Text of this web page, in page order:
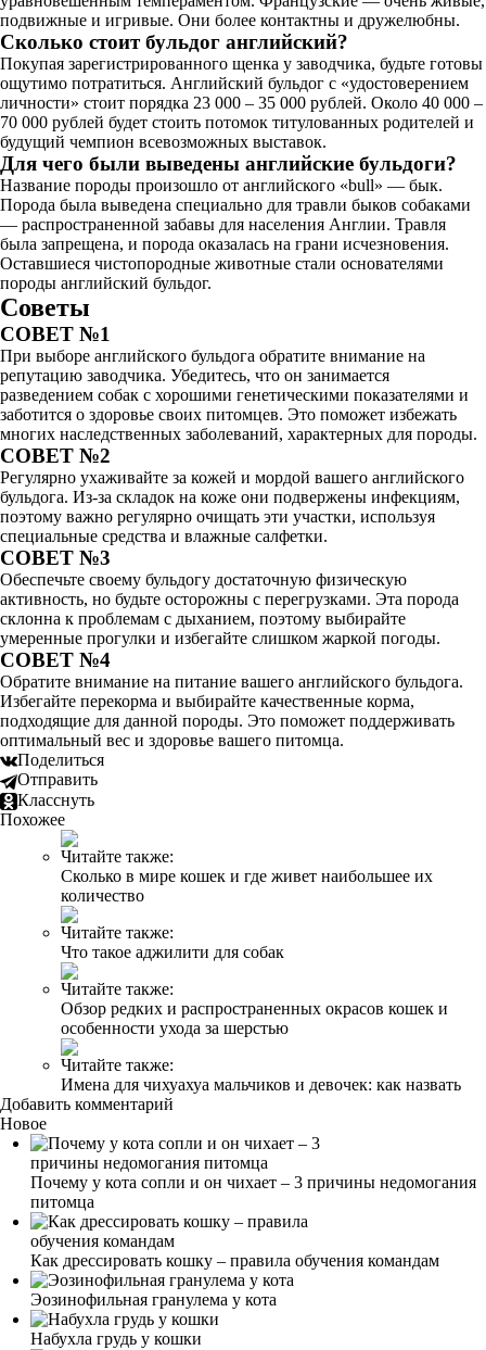
подвижные и игривые. Они более контактны и дружелюбны.
Сколько стоит бульдог английский?
Покупая зарегистрированного щенка у заводчика, будьте готовы
ощутимо потратиться. Английский бульдог с «удостоверением
личности» стоит порядка 23 000 – 35 000 рублей. Около 40 000 –
70 000 рублей будет стоить потомок титулованных родителей и
будущий чемпион всевозможных выставок.
Для чего были выведены английские бульдоги?
Название породы произошло от английского «bull» — бык.
Порода была выведена специально для травли быков собаками
— распространенной забавы для населения Англии. Травля
была запрещена, и порода оказалась на грани исчезновения.
Оставшиеся чистопородные животные стали основателями
породы английский бульдог.
Советы
СОВЕТ №1
При выборе английского бульдога обратите внимание на
репутацию заводчика. Убедитесь, что он занимается
разведением собак с хорошими генетическими показателями и
заботится о здоровье своих питомцев. Это поможет избежать
многих наследственных заболеваний, характерных для породы.
СОВЕТ №2
Регулярно ухаживайте за кожей и мордой вашего английского
бульдога. Из-за складок на коже они подвержены инфекциям,
поэтому важно регулярно очищать эти участки, используя
специальные средства и влажные салфетки.
СОВЕТ №3
Обеспечьте своему бульдогу достаточную физическую
активность, но будьте осторожны с перегрузками. Эта порода
склонна к проблемам с дыханием, поэтому выбирайте
умеренные прогулки и избегайте слишком жаркой погоды.
СОВЕТ №4
Обратите внимание на питание вашего английского бульдога.
Избегайте перекорма и выбирайте качественные корма,
подходящие для данной породы. Это поможет поддерживать
оптимальный вес и здоровье вашего питомца.
Поделиться
Отправить
Класснуть
Похожее
Читайте также:
Сколько в мире кошек и где живет наибольшее их
количество
Читайте также:
Что такое аджилити для собак
Читайте также:
Обзор редких и распространенных окрасов кошек и
особенности ухода за шерстью
Читайте также:
Имена для чихуахуа мальчиков и девочек: как назвать
Добавить комментарий
Новое
Почему у кота сопли и он чихает – 3 причины недомогания
питомца
Как дрессировать кошку – правила обучения командам
Эозинофильная гранулема у кота
Набухла грудь у кошки